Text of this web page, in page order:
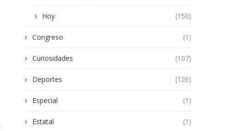
Hoy (150)
Congreso (1)
Curiosidades (107)
Deportes (126)
Especial (1)
Estatal (1)